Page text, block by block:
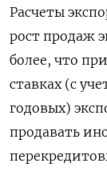
Расчеты
рост продаж
более, что
ставках (с
годовых)
продавать